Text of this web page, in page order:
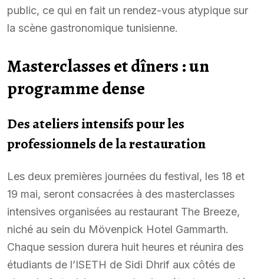
public, ce qui en fait un rendez-vous atypique sur
la scène gastronomique tunisienne.
Masterclasses et dîners : un
programme dense
Des ateliers intensifs pour les
professionnels de la restauration
Les deux premières journées du festival, les 18 et
19 mai, seront consacrées à des masterclasses
intensives organisées au restaurant The Breeze,
niché au sein du Mövenpick Hotel Gammarth.
Chaque session durera huit heures et réunira des
étudiants de l’ISETH de Sidi Dhrif aux côtés de